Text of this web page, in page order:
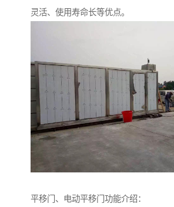
灵活、使用寿命长等优点。
平移门、电动平移门功能介绍：